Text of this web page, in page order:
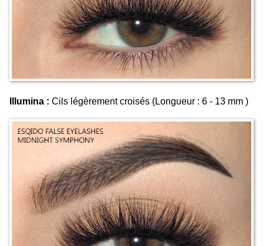
Illumina : Cils légèrement croisés (Longueur : 6 - 13 mm )